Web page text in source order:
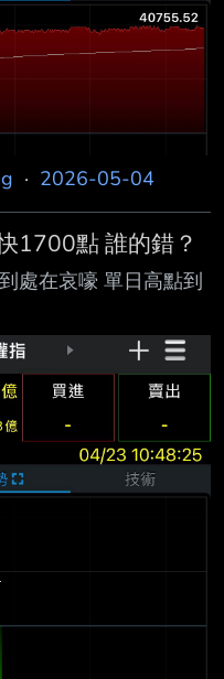
· 2026-05-04
1700點 誰的錯？
處在哀嚎 單日高點到
莫名突然開殺 所以
--